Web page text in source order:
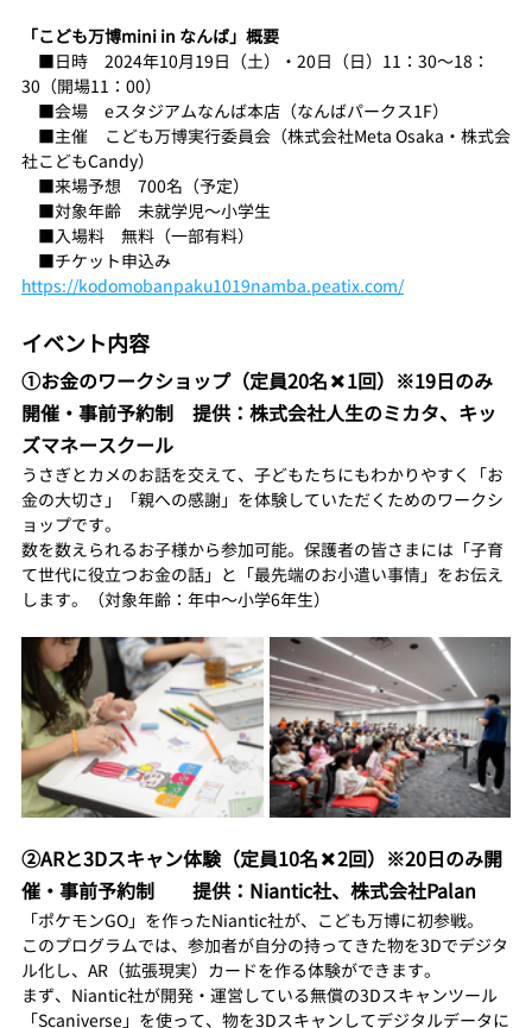
「こども万博mini in なんば」概要
■日時　2024年10月19日（土）・20日（日）11：30〜18：
30（開場11：00）
■会場　eスタジアムなんば本店（なんばパークス1F）
■主催　こども万博実行委員会（株式会社Meta Osaka・株式会
社こどもCandy）
■来場予想　700名（予定）
■対象年齢　未就学児〜小学生
■入場料　無料（一部有料）
■チケット申込み
https://kodomobanpaku1019namba.peatix.com/
イベント内容
①お金のワークショップ（定員20名✖️1回）※19日のみ
開催・事前予約制　提供：株式会社人生のミカタ、キッ
ズマネースクール
うさぎとカメのお話を交えて、子どもたちにもわかりやすく「お
金の大切さ」「親への感謝」を体験していただくためのワークシ
ョップです。
数を数えられるお子様から参加可能。保護者の皆さまには「子育
て世代に役立つお金の話」と「最先端のお小遣い事情」をお伝え
します。（対象年齢：年中〜小学6年生）
②ARと3Dスキャン体験（定員10名✖️2回）※20日のみ開
催・事前予約制　　提供：Niantic社、株式会社Palan
「ポケモンGO」を作ったNiantic社が、こども万博に初参戦。
このプログラムでは、参加者が自分の持ってきた物を3Dでデジタ
ル化し、AR（拡張現実）カードを作る体験ができます。
まず、Niantic社が開発・運営している無償の3Dスキャンツール
「Scaniverse」を使って、物を3Dスキャンしてデジタルデータに